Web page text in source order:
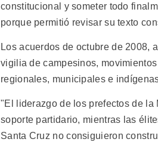
constitucional y someter todo
porque permitió revisar su texto
Los acuerdos de octubre de
vigilia de campesinos,
regionales, municipales e
"El liderazgo de los prefectos de la
soporte partidario, mientras las
Santa Cruz no consiguieron